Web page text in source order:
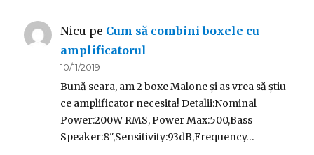
Nicu pe Cum să combini boxele cu
amplificatorul
10/11/2019
Bună seara, am 2 boxe Malone și as vrea să știu
ce amplificator necesita! Detalii:Nominal
Power:200W RMS, Power Max:500,Bass
Speaker:8",Sensitivity:93dB,Frequency…